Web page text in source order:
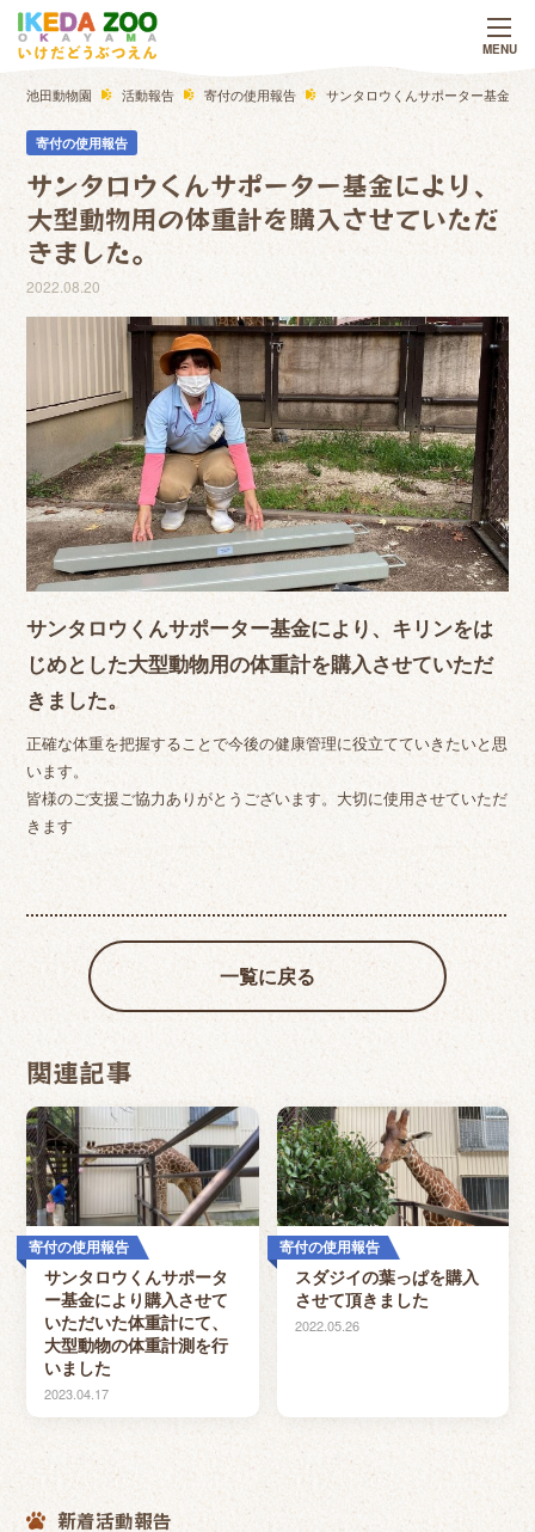
池田動物園 活動報告 寄付の使用報告 サンタロウくんサポーター基金に
寄付の使用報告
サンタロウくんサポーター基金により、
大型動物用の体重計を購入させていただ
きました。
2022.08.20
サンタロウくんサポーター基金により、キリンをは
じめとした大型動物用の体重計を購入させていただ
きました。
正確な体重を把握することで今後の健康管理に役立てていきたいと思
います。
皆様のご支援ご協力ありがとうございます。大切に使用させていただ
きます
一覧に戻る
関連記事
寄付の使用報告
サンタロウくんサポータ
ー基金により購入させて
いただいた体重計にて、
大型動物の体重計測を行
いました
2023.04.17
寄付の使用報告
スダジイの葉っぱを購入
させて頂きました
2022.05.26
新着活動報告